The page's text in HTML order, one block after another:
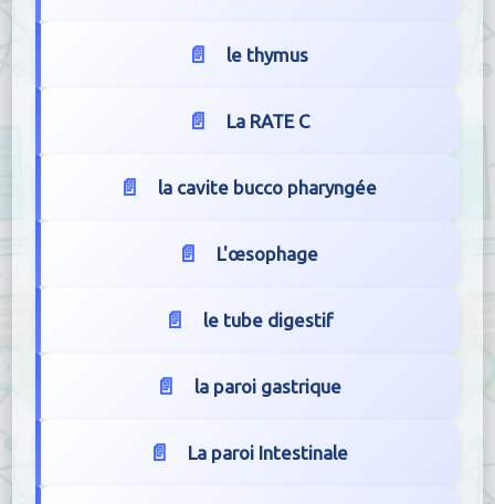
le thymus
La RATE C
la cavite bucco pharyngée
L'œsophage
le tube digestif
la paroi gastrique
La paroi Intestinale